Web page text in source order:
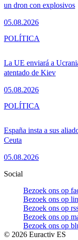
un dron con explosivos
05.08.2026
La UE enviará a
atentado de Kiev
05.08.2026
POLÍTICA
España insta a sus
Ceuta
05.08.2026
POLÍTICA
Social
Bezoek ons op
Bezoek ons op
Bezoek ons op
Bezoek ons op
Bezoek ons op
© 2026 Euractiv ES